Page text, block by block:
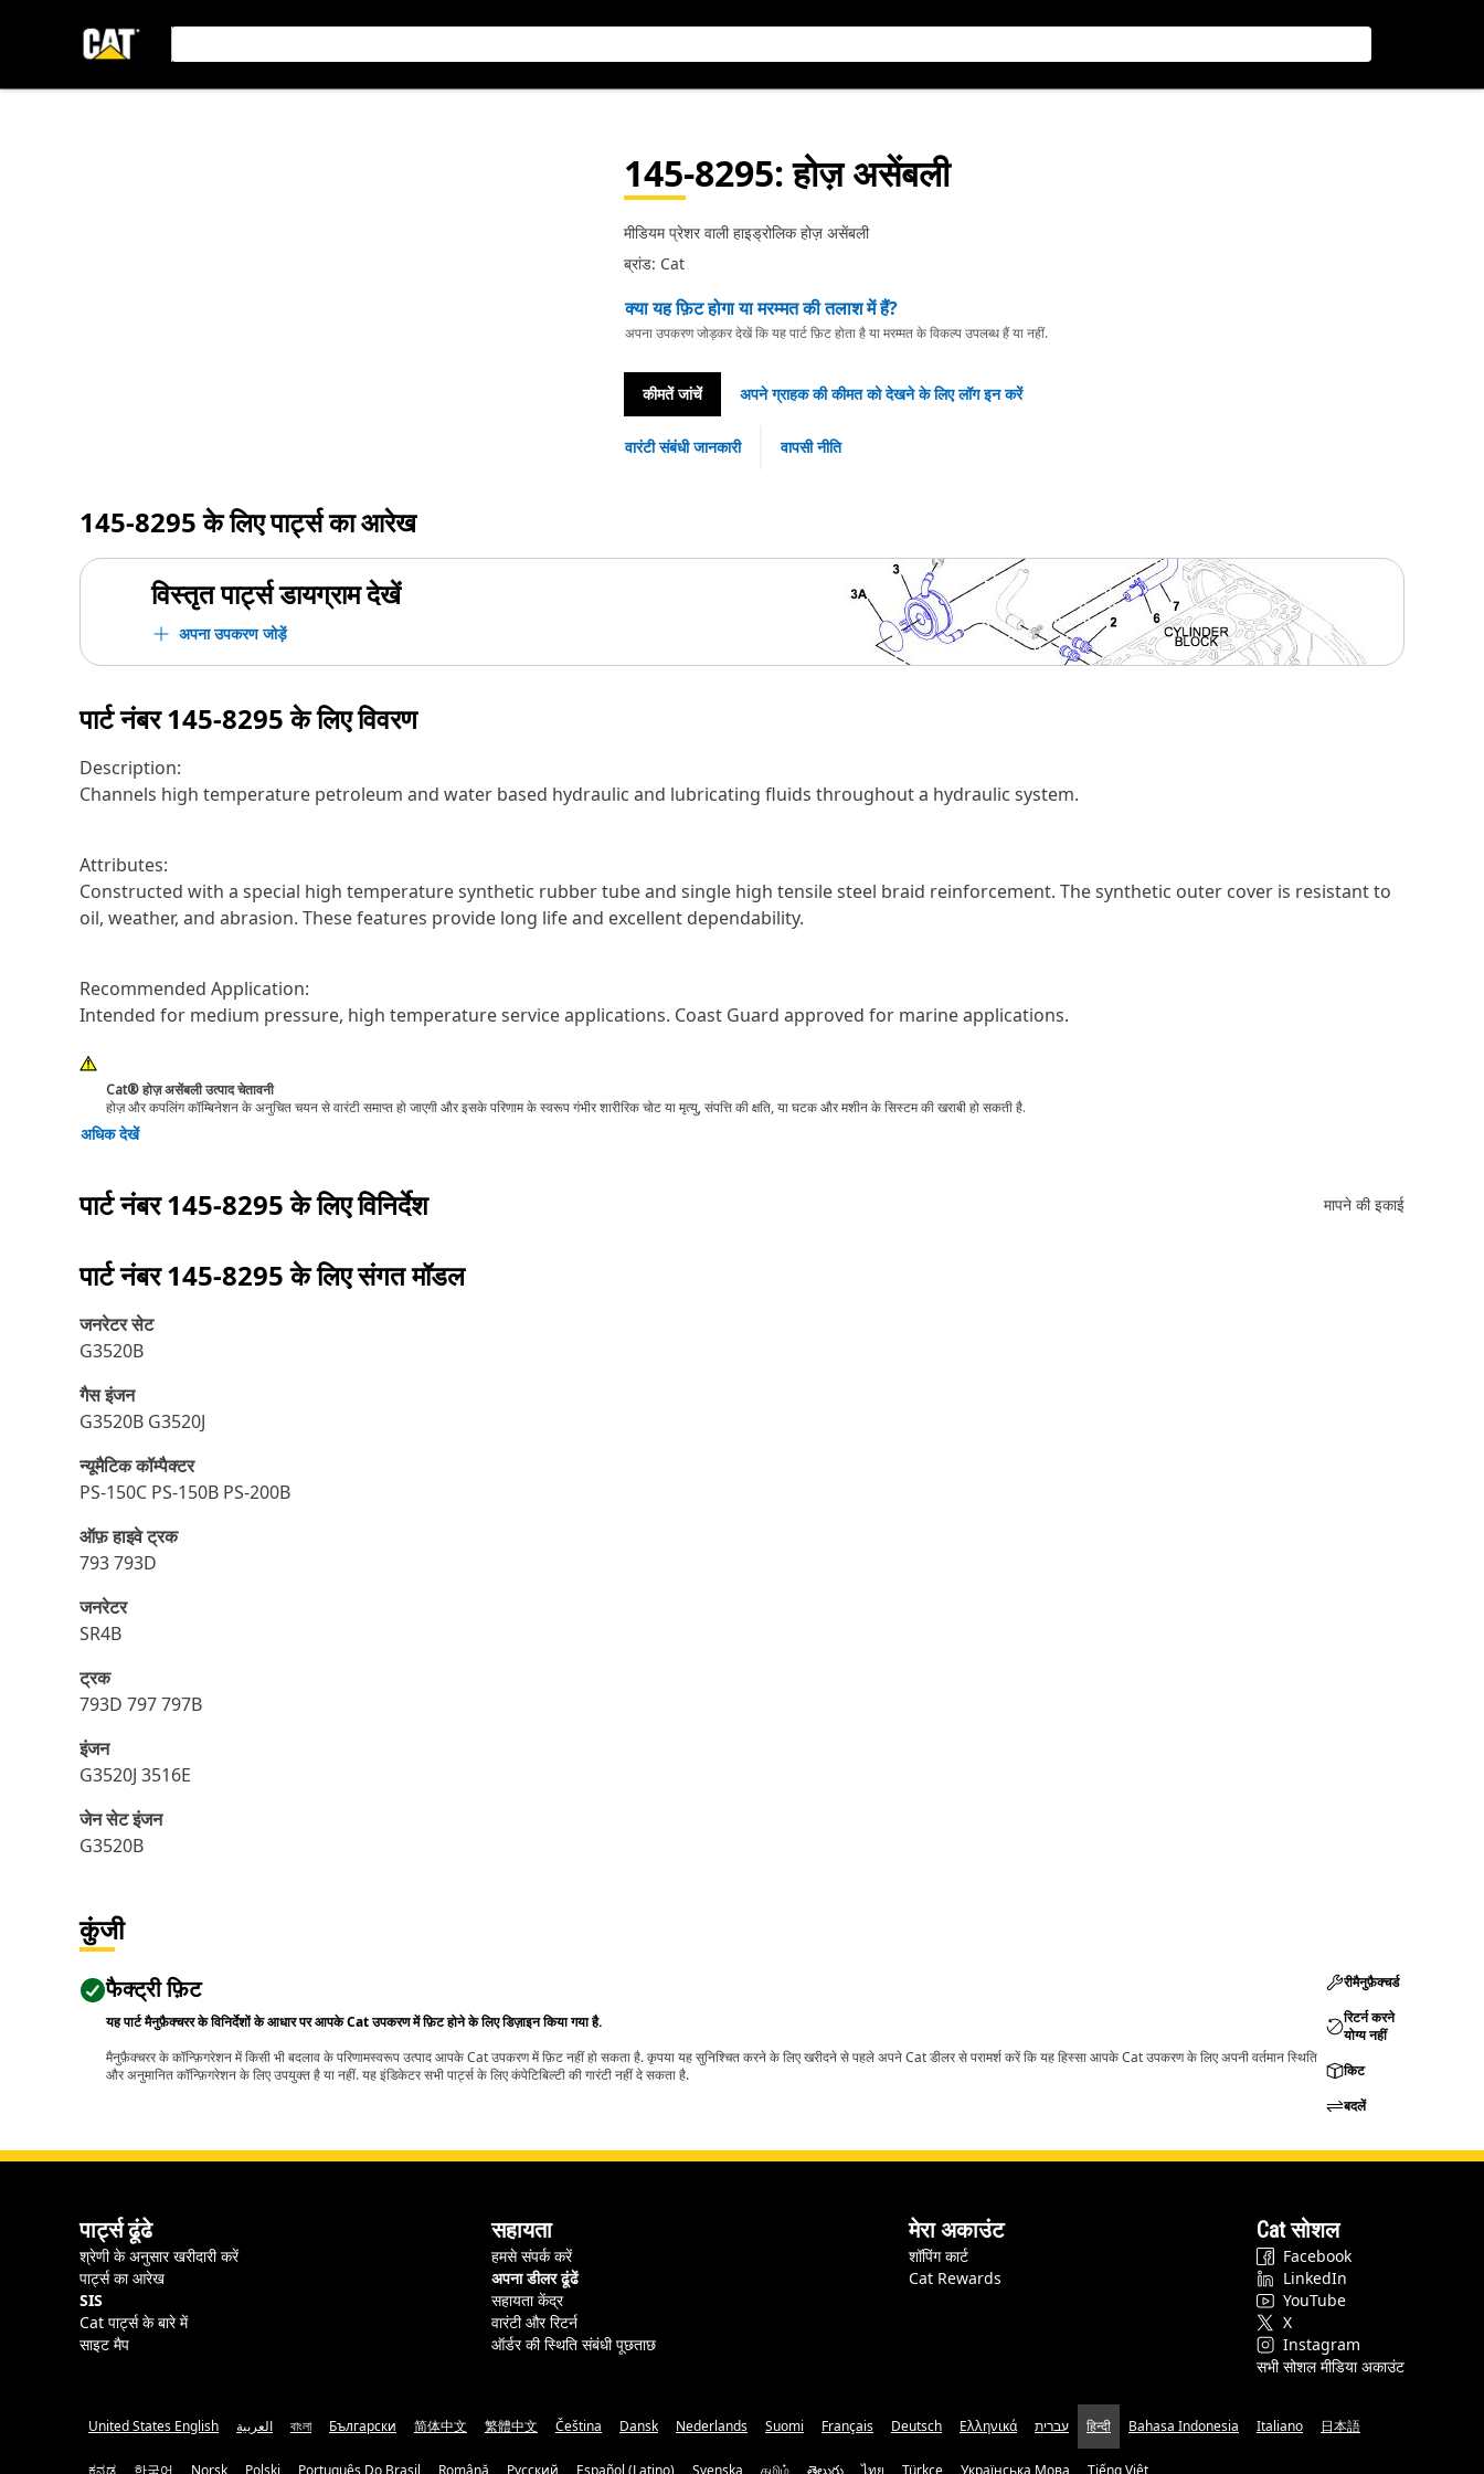
145-8295: होज़ असेंबली
मीडियम प्रेशर वाली हाइड्रोलिक होज़ असेंबली
ब्रांड: Cat
क्या यह फ़िट होगा या मरम्मत की तलाश में हैं?
अपना उपकरण जोड़कर देखें कि यह पार्ट फ़िट होता है या मरम्मत के विकल्प उपलब्ध हैं या नहीं.
कीमतें जांचें अपने ग्राहक की कीमत को देखने के लिए लॉग इन करें
वारंटी संबंधी जानकारी वापसी नीति
145-8295के लिए पार्ट्स का आरेख
विस्तृत पार्ट्स डायग्राम देखें
अपना उपकरण जोड़ें
पार्ट नंबर145-8295के लिए विवरण
Description:
Channels high temperature petroleum and water based hydraulic and lubricating fluids throughout a hydraulic system.
Attributes:
Constructed with a special high temperature synthetic rubber tube and single high tensile steel braid reinforcement. The synthetic outer cover is resistant to
oil, weather, and abrasion. These features provide long life and excellent dependability.
Recommended Application:
Intended for medium pressure, high temperature service applications. Coast Guard approved for marine applications.
Cat® होज़ असेंबली उत्पाद चेतावनी
होज़ और कपलिंग कॉम्बिनेशन के अनुचित चयन से वारंटी समाप्त हो जाएगी और इसके परिणाम के स्वरूप गंभीर शारीरिक चोट या मृत्यु, संपत्ति की क्षति, या घटक और मशीन के सिस्टम की खराबी हो सकती है.
अधिक देखें
पार्ट नंबर145-8295के लिए विनिर्देश मापने की इकाई
पार्ट नंबर145-8295के लिए संगत मॉडल
जनरेटर सेट
G3520B
गैस इंजन
G3520B G3520J
न्यूमैटिक कॉम्पैक्टर
PS-150C PS-150B PS-200B
ऑफ़ हाइवे ट्रक
793 793D
जनरेटर
SR4B
ट्रक
793D 797 797B
इंजन
G3520J 3516E
जेन सेट इंजन
G3520B
कुंजी
फैक्ट्री फ़िट
यह पार्ट मैनुफ़ैक्चरर के विनिर्देशों के आधार पर आपके Cat उपकरण में फ़िट होने के लिए डिज़ाइन किया गया है.
मैनुफ़ैक्चरर के कॉन्फ़िगरेशन में किसी भी बदलाव के परिणामस्वरूप उत्पाद आपके Cat उपकरण में फ़िट नहीं हो सकता है. कृपया यह सुनिश्चित करने के लिए खरीदने से पहले अपने Cat डीलर से परामर्श करें कि यह हिस्सा आपके Cat उपकरण के लिए अपनी वर्तमान स्थिति
और अनुमानित कॉन्फ़िगरेशन के लिए उपयुक्त है या नहीं. यह इंडिकेटर सभी पार्ट्स के लिए कंपेटिबिल्टी की गारंटी नहीं दे सकता है.
रीमैनुफ़ैक्चर्ड
रिटर्न करने
योग्य नहीं
किट
बदलें
पार्ट्स ढूंढे
श्रेणी के अनुसार खरीदारी करें
पार्ट्स का आरेख
SIS
Cat पार्ट्स के बारे में
साइट मैप
सहायता
हमसे संपर्क करें
अपना डीलर ढूंढें
सहायता केंद्र
वारंटी और रिटर्न
ऑर्डर की स्थिति संबंधी पूछताछ
मेरा अकाउंट
शॉपिंग कार्ट
Cat Rewards
Cat सोशल
Facebook
LinkedIn
YouTube
X
Instagram
सभी सोशल मीडिया अकाउंट
United States English العربية বাংলা Български 简体中文 繁體中文 Čeština Dansk Nederlands Suomi Français Deutsch Ελληνικά עברית हिन्दी Bahasa Indonesia Italiano 日本語
ಕನ್ನಡ 한국어 Norsk Polski Português Do Brasil Română Русский Español (Latino) Svenska தமிழ் తెలుగు ไทย Türkçe Українська Мова Tiếng Việt